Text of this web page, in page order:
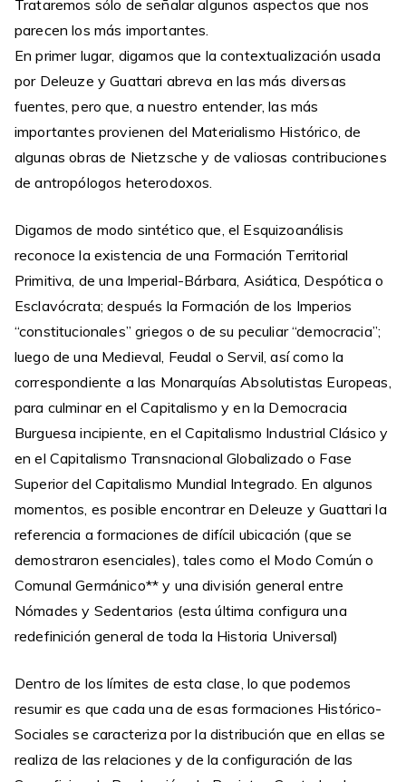
Trataremos sólo de señalar algunos aspectos que nos
parecen los más importantes.
En primer lugar, digamos que la contextualización usada
por Deleuze y Guattari abreva en las más diversas
fuentes, pero que, a nuestro entender, las más
importantes provienen del Materialismo Histórico, de
algunas obras de Nietzsche y de valiosas contribuciones
de antropólogos heterodoxos.
Digamos de modo sintético que, el Esquizoanálisis
reconoce la existencia de una Formación Territorial
Primitiva, de una Imperial-Bárbara, Asiática, Despótica o
Esclavócrata; después la Formación de los Imperios
“constitucionales” griegos o de su peculiar “democracia”;
luego de una Medieval, Feudal o Servil, así como la
correspondiente a las Monarquías Absolutistas Europeas,
para culminar en el Capitalismo y en la Democracia
Burguesa incipiente, en el Capitalismo Industrial Clásico y
en el Capitalismo Transnacional Globalizado o Fase
Superior del Capitalismo Mundial Integrado. En algunos
momentos, es posible encontrar en Deleuze y Guattari la
referencia a formaciones de difícil ubicación (que se
demostraron esenciales), tales como el Modo Común o
Comunal Germánico** y una división general entre
Nómades y Sedentarios (esta última configura una
redefinición general de toda la Historia Universal)
Dentro de los límites de esta clase, lo que podemos
resumir es que cada una de esas formaciones Histórico-
Sociales se caracteriza por la distribución que en ellas se
realiza de las relaciones y de la configuración de las